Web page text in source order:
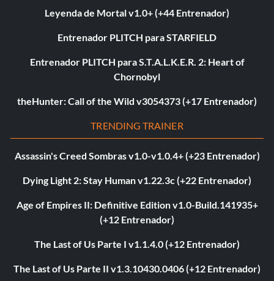
Leyenda de Mortal v1.0+ (+44 Entrenador)
Entrenador PLITCH para STARFIELD
Entrenador PLITCH para S.T.A.L.K.E.R. 2: Heart of
Chornobyl
theHunter: Call of the Wild v3054373 (+17 Entrenador)
TRENDING TRAINER
Assassin's Creed Sombras v1.0-v1.0.4+ (+23 Entrenador)
Dying Light 2: Stay Human v1.22.3c (+22 Entrenador)
Age of Empires II: Definitive Edition v1.0-Build.141935+
(+12 Entrenador)
The Last of Us Parte I v1.1.4.0 (+12 Entrenador)
The Last of Us Parte II v1.3.10430.0406 (+12 Entrenador)